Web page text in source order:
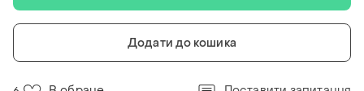
Додати до кошика